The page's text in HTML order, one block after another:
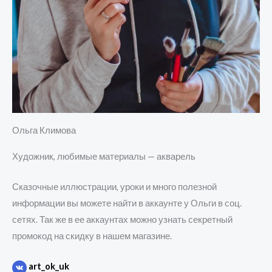
Ольга Климова
Художник, любимые материалы — акварель
Сказочные иллюстрации, уроки и много полезной
информации вы можете найти в аккаунте у Ольги в соц.
сетях. Так же в ее аккаунтах можно узнать секретный
промокод на скидку в нашем магазине.
art_ok_uk